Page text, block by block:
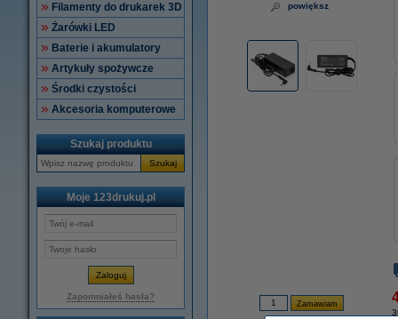
Filamenty do drukarek 3D
Żarówki LED
Baterie i akumulatory
Artykuły spożywcze
Środki czystości
Akcesoria komputerowe
Szukaj produktu
Szukaj
Moje 123drukuj.pl
Zapomniałeś hasła?
powiększ